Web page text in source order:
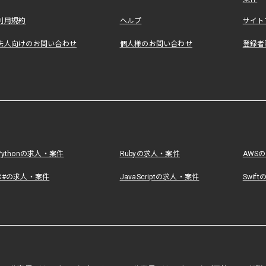
用規約 ヘルプ サイ
人向けのお問い合わせ 個人様のお問い合わせ 登録者
の求人・案件 Rubyの求人・案件 AWS
の求人・案件 JavaScriptの求人・案件 Swift